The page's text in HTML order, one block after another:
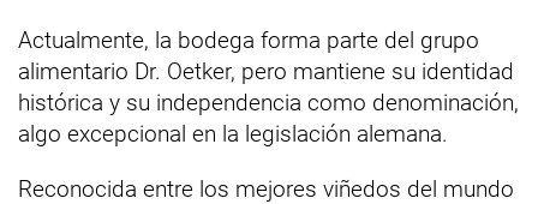
Actualmente, la bodega forma parte del grupo
alimentario Dr. Oetker, pero mantiene su identidad
histórica y su independencia como denominación,
algo excepcional en la legislación alemana.
Reconocida entre los mejores viñedos del mundo